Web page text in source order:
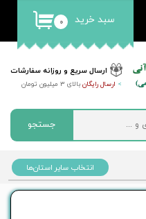
ارسال سریع و روزانه سفارشات
> ارسال رایگانبالای 3 میلیون تومان
۰ سبد خرید
جستجو
انتخاب سایر استان‌ها